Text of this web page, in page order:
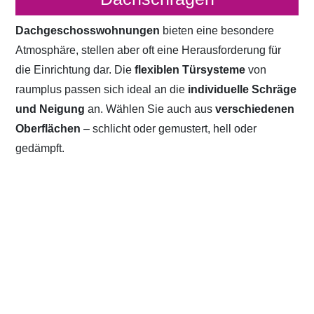
Dachgeschosswohnungen bieten eine besondere
Atmosphäre, stellen aber oft eine Herausforderung für
die Einrichtung dar. Dieflexiblen Türsystemevon
raumplus passen sich ideal an die individuelle Schräge
und Neigung an. Wählen Sie auch ausverschiedenen
Oberflächen – schlicht oder gemustert, hell oder
gedämpft.